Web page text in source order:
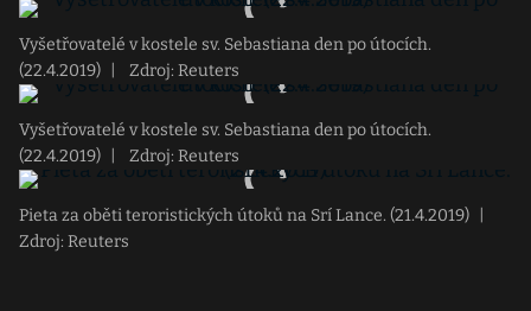
Vyšetřovatelé v kostele sv. Sebastiana den po útocích.
(22.4.2019)
Zdroj: Reuters
Vyšetřovatelé v kostele sv. Sebastiana den po útocích.
(22.4.2019)
Zdroj: Reuters
Pieta za oběti teroristických útoků na Srí Lance. (21.4.2019)
Zdroj: Reuters